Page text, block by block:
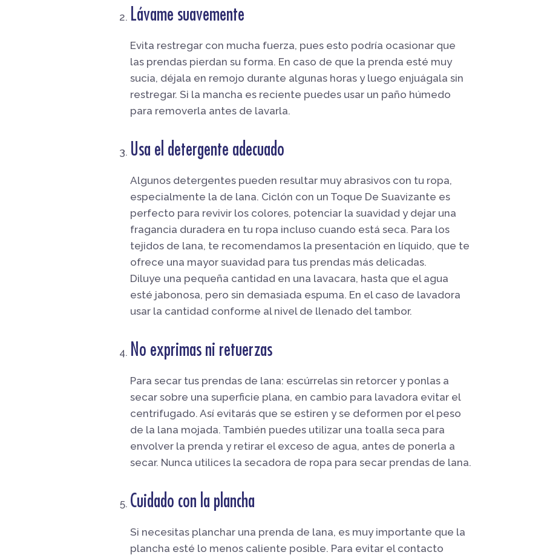
Lávame suavemente
Evita restregar con mucha fuerza, pues esto podría ocasionar que
las prendas pierdan su forma. En caso de que la prenda esté muy
sucia, déjala en remojo durante algunas horas y luego enjuágala sin
restregar. Si la mancha es reciente puedes usar un paño húmedo
para removerla antes de lavarla.
Usa el detergente adecuado
Algunos detergentes pueden resultar muy abrasivos con tu ropa,
especialmente la de lana. Ciclón con un Toque De Suavizante es
perfecto para revivir los colores, potenciar la suavidad y dejar una
fragancia duradera en tu ropa incluso cuando está seca. Para los
tejidos de lana, te recomendamos la presentación en líquido, que te
ofrece una mayor suavidad para tus prendas más delicadas.
Diluye una pequeña cantidad en una lavacara, hasta que el agua
esté jabonosa, pero sin demasiada espuma. En el caso de lavadora
usar la cantidad conforme al nivel de llenado del tambor.
No exprimas ni retuerzas
Para secar tus prendas de lana: escúrrelas sin retorcer y ponlas a
secar sobre una superficie plana, en cambio para lavadora evitar el
centrifugado. Así evitarás que se estiren y se deformen por el peso
de la lana mojada. También puedes utilizar una toalla seca para
envolver la prenda y retirar el exceso de agua, antes de ponerla a
secar. Nunca utilices la secadora de ropa para secar prendas de lana.
Cuidado con la plancha
Si necesitas planchar una prenda de lana, es muy importante que la
plancha esté lo menos caliente posible. Para evitar el contacto